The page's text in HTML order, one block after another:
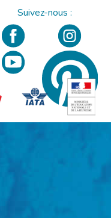
Suivez-nous :